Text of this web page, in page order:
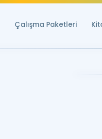
Çalışma Paketleri